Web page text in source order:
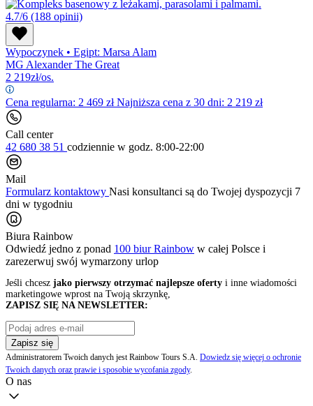
4.7/6 (188 opinii)
Wypoczynek • Egipt: Marsa Alam
MG Alexander The Great
2 219zł/os.
Cena regularna: 2 469 złNajniższa cena z 30 dni: 2 219 zł
Call center
42 680 38 51 codziennie w godz. 8:00-22:00
Mail
Formularz kontaktowy Nasi konsultanci są do Twojej dyspozycji 7
dni w tygodniu
Biura Rainbow
Odwiedź jedno z ponad 100 biur Rainbow w całej Polsce i
zarezerwuj swój wymarzony urlop
Jeśli chcesz jako pierwszy otrzymać najlepsze oferty i inne wiadomości
marketingowe wprost na Twoją skrzynkę,
ZAPISZ SIĘ NA NEWSLETTER:
Zapisz się
Administratorem Twoich danych jest Rainbow Tours S.A. Dowiedz się więcej o ochronie
Twoich danych oraz prawie i sposobie wycofania zgody.
O nas